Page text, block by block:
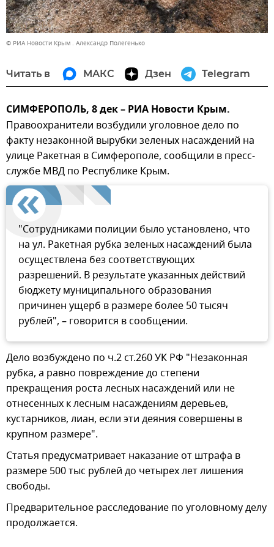
© РИА Новости Крым . Александр Полегенько
Читать в МАКС Дзен Telegram
СИМФЕРОПОЛЬ, 8 дек – РИА Новости Крым.
Правоохранители возбудили уголовное дело по
факту незаконной вырубки зеленых насаждений на
улице Ракетная в Симферополе, сообщили в пресс-
службе МВД по Республике Крым.
"Сотрудниками полиции было установлено, что
на ул. Ракетная рубка зеленых насаждений была
осуществлена без соответствующих
разрешений. В результате указанных действий
бюджету муниципального образования
причинен ущерб в размере более 50 тысяч
рублей", – говорится в сообщении.
Дело возбуждено по ч.2 ст.260 УК РФ "Незаконная
рубка, а равно повреждение до степени
прекращения роста лесных насаждений или не
отнесенных к лесным насаждениям деревьев,
кустарников, лиан, если эти деяния совершены в
крупном размере".
Статья предусматривает наказание от штрафа в
размере 500 тыс рублей до четырех лет лишения
свободы.
Предварительное расследование по уголовному делу
продолжается.